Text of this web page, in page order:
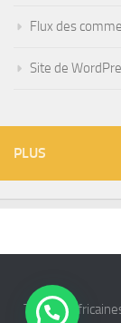
Flux des
Site de
PLUS
Tisanes